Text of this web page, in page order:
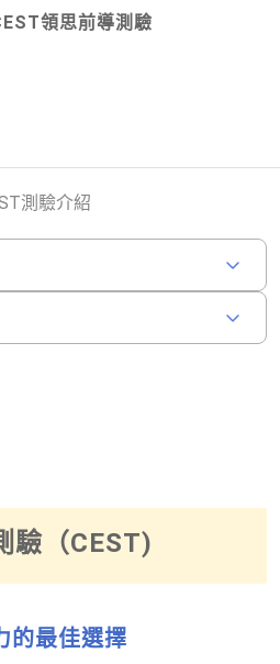
領思前導測驗
測驗介紹
驗（CEST)
的最佳選擇